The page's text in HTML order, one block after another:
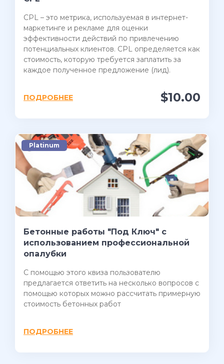
CPL – это метрика, используемая в интернет-
маркетинге и рекламе для оценки
эффективности действий по привлечению
потенциальных клиентов. CPL определяется как
стоимость, которую требуется заплатить за
каждое полученное предложение (лид).
$10.00
ПОДРОБНЕЕ
Platinum
Бетонные работы "Под Ключ" с
использованием профессиональной
опалубки
С помощью этого квиза пользователю
предлагается ответить на несколько вопросов с
помощью которых можно рассчитать примерную
стоимость бетонных работ
ПОДРОБНЕЕ